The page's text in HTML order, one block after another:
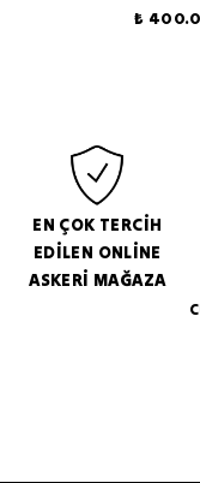
₺
EN ÇOK TERCİH
EDİLEN ONLİNE
ASKERİ MAĞAZA